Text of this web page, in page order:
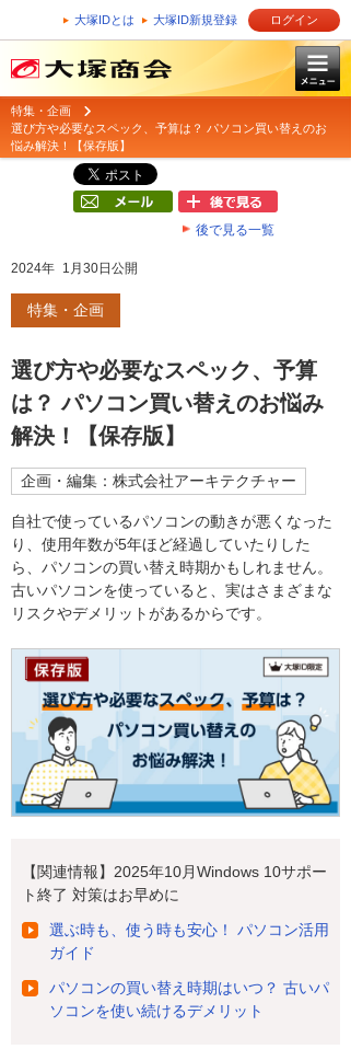
大塚IDとは 大塚ID新規登録 ログイン
特集・企画
選び方や必要なスペック、予算は？ パソコン買い替えのお
悩み解決！【保存版】
後で見る一覧
2024年 1月30日公開
特集・企画
選び方や必要なスペック、予算
は？ パソコン買い替えのお悩み
解決！【保存版】
企画・編集：株式会社アーキテクチャー
自社で使っているパソコンの動きが悪くなった
り、使用年数が5年ほど経過していたりした
ら、パソコンの買い替え時期かもしれません。
古いパソコンを使っていると、実はさまざまな
リスクやデメリットがあるからです。
【関連情報】2025年10月Windows 10サポー
ト終了 対策はお早めに
選ぶ時も、使う時も安心！ パソコン活用
ガイド
パソコンの買い替え時期はいつ？ 古いパ
ソコンを使い続けるデメリット